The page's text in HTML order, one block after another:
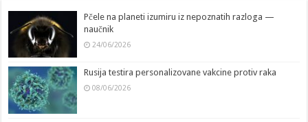
Pčele na planeti izumiru iz nepoznatih razloga —
naučnik
24/06/2026
Rusija testira personalizovane vakcine protiv raka
08/06/2026